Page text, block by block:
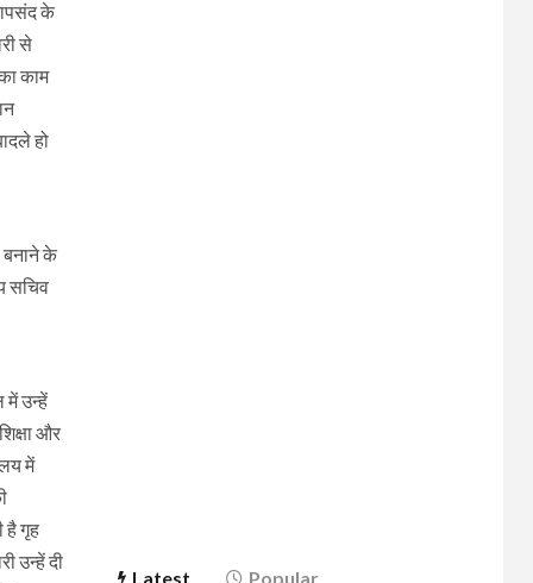
के
से
काम
हो
बनाने के
सचिव
में उन्हें
और
में
है गृह
उन्हें दी
Latest Popular